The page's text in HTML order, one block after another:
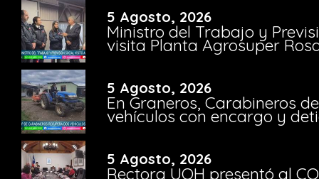
5 Agosto, 2026
Ministro del Trabajo y
visita Planta Agrosuper
5 Agosto, 2026
En Graneros, Carabineros
vehículos con encargo y
5 Agosto, 2026
Rectora UOH presentó al